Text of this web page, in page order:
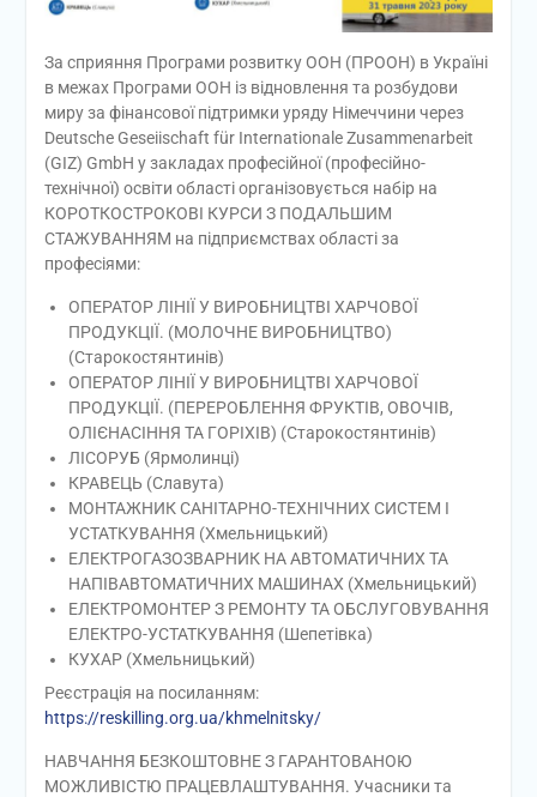
За сприяння Програми розвитку ООН (ПРООН) в Україні
в межах Програми ООН із відновлення та розбудови
миру за фінансової підтримки уряду Німеччини через
Deutsche Geseiischaft für Internationale Zusammenarbeit
(GIZ) GmbH у закладах професійної (професійно-
технічної) освіти області організовується набір на
КОРОТКОСТРОКОВІ КУРСИ З ПОДАЛЬШИМ
СТАЖУВАННЯМ на підприємствах області за
професіями:
ОПЕРАТОР ЛІНІЇ У ВИРОБНИЦТВІ ХАРЧОВОЇ
ПРОДУКЦІЇ. (МОЛОЧНЕ ВИРОБНИЦТВО)
(Старокостянтинів)
ОПЕРАТОР ЛІНІЇ У ВИРОБНИЦТВІ ХАРЧОВОЇ
ПРОДУКЦІЇ. (ПЕРЕРОБЛЕННЯ ФРУКТІВ, ОВОЧІВ,
ОЛІЄНАСІННЯ ТА ГОРІХІВ) (Старокостянтинів)
ЛІСОРУБ (Ярмолинці)
КРАВЕЦЬ (Славута)
МОНТАЖНИК САНІТАРНО-ТЕХНІЧНИХ СИСТЕМ І
УСТАТКУВАННЯ (Хмельницький)
ЕЛЕКТРОГАЗОЗВАРНИК НА АВТОМАТИЧНИХ ТА
НАПІВАВТОМАТИЧНИХ МАШИНАХ (Хмельницький)
ЕЛЕКТРОМОНТЕР З РЕМОНТУ ТА ОБСЛУГОВУВАННЯ
ЕЛЕКТРО-УСТАТКУВАННЯ (Шепетівка)
КУХАР (Хмельницький)
Реєстрація на посиланням:
https://reskilling.org.ua/khmelnitsky/
НАВЧАННЯ БЕЗКОШТОВНЕ З ГАРАНТОВАНОЮ
МОЖЛИВІСТЮ ПРАЦЕВЛАШТУВАННЯ. Учасники та